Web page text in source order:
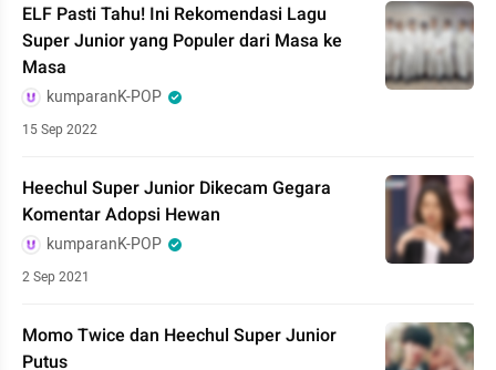
ELF Pasti Tahu! Ini Rekomendasi Lagu
Super Junior yang Populer dari Masa ke
Masa
kumparanK-POP
15 Sep 2022
Heechul Super Junior Dikecam Gegara
Komentar Adopsi Hewan
kumparanK-POP
2 Sep 2021
Momo Twice dan Heechul Super Junior
Putus